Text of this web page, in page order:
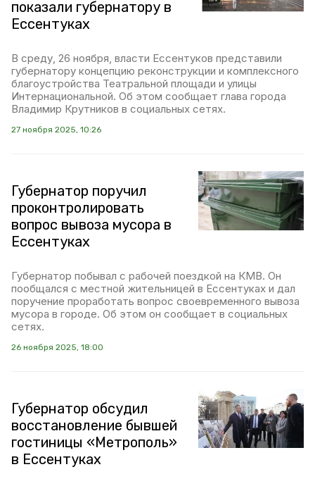
показали губернатору в
Ессентуках
В среду, 26 ноября, власти Ессентуков представили
губернатору концепцию реконструкции и комплексного
благоустройства Театральной площади и улицы
Интернациональной. Об этом сообщает глава города
Владимир Крутников в социальных сетях.
27 ноября 2025, 10:26
Губернатор поручил
проконтролировать
вопрос вывоза мусора в
Ессентуках
Губернатор побывал с рабочей поездкой на КМВ. Он
пообщался с местной жительницей в Ессентуках и дал
поручение проработать вопрос своевременного вывоза
мусора в городе. Об этом он сообщает в социальных
сетях.
26 ноября 2025, 18:00
Губернатор обсудил
восстановление бывшей
гостиницы «Метрополь»
в Ессентуках